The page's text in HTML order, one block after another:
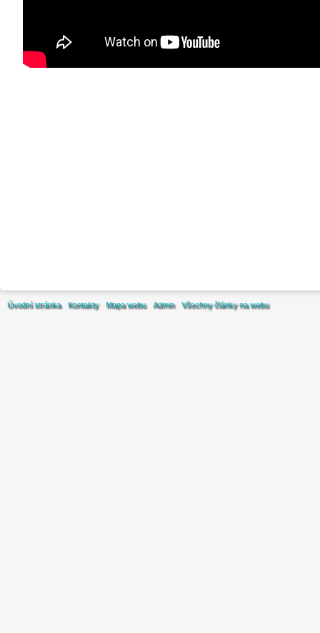
Úvodní stránka Kontakty Mapa webu Admin Všechny články na webu